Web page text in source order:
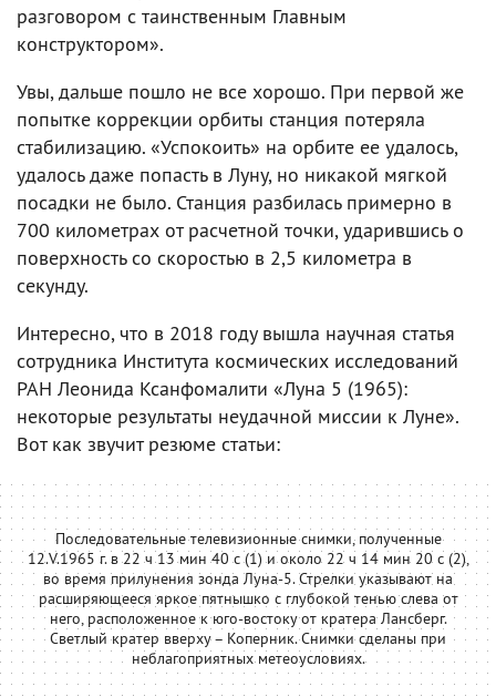
разговором с таинственным Главным
конструктором».
Увы, дальше пошло не все хорошо. При первой же
попытке коррекции орбиты станция потеряла
стабилизацию. «Успокоить» на орбите ее удалось,
удалось даже попасть в Луну, но никакой мягкой
посадки не было. Станция разбилась примерно в
700 километрах от расчетной точки, ударившись о
поверхность со скоростью в 2,5 километра в
секунду.
Интересно, что в 2018 году вышла научная статья
сотрудника Института космических исследований
РАН Леонида Ксанфомалити «Луна 5 (1965):
некоторые результаты неудачной миссии к Луне».
Вот как звучит резюме статьи:
Последовательные телевизионные снимки, полученные
12.V.1965 г. в 22 ч 13 мин 40 с (1) и около 22 ч 14 мин 20 с (2),
во время прилунения зонда Луна-5. Стрелки указывают на
расширяющееся яркое пятнышко с глубокой тенью слева от
него, расположенное к юго-востоку от кратера Лансберг.
Светлый кратер вверху – Коперник. Снимки сделаны при
неблагоприятных метеоусловиях.